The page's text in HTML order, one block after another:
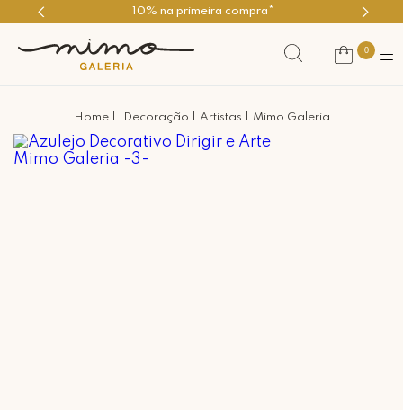
10% na primeira compra*
0
Decoração Artistas Mimo Galeria